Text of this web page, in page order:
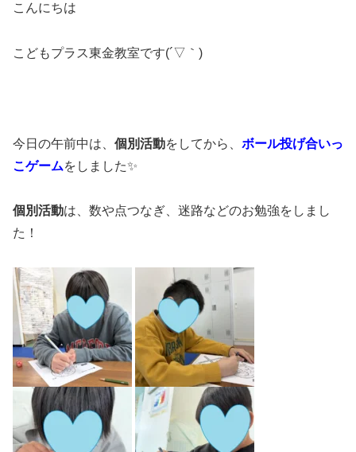
こんにちは
こどもプラス東金教室です(´▽｀)
今日の午前中は、 個別活動をしてから、 ボール投げ合いっ
こゲームをしました✨
個別活動は、数や点つなぎ、迷路などのお勉強をしまし
た！